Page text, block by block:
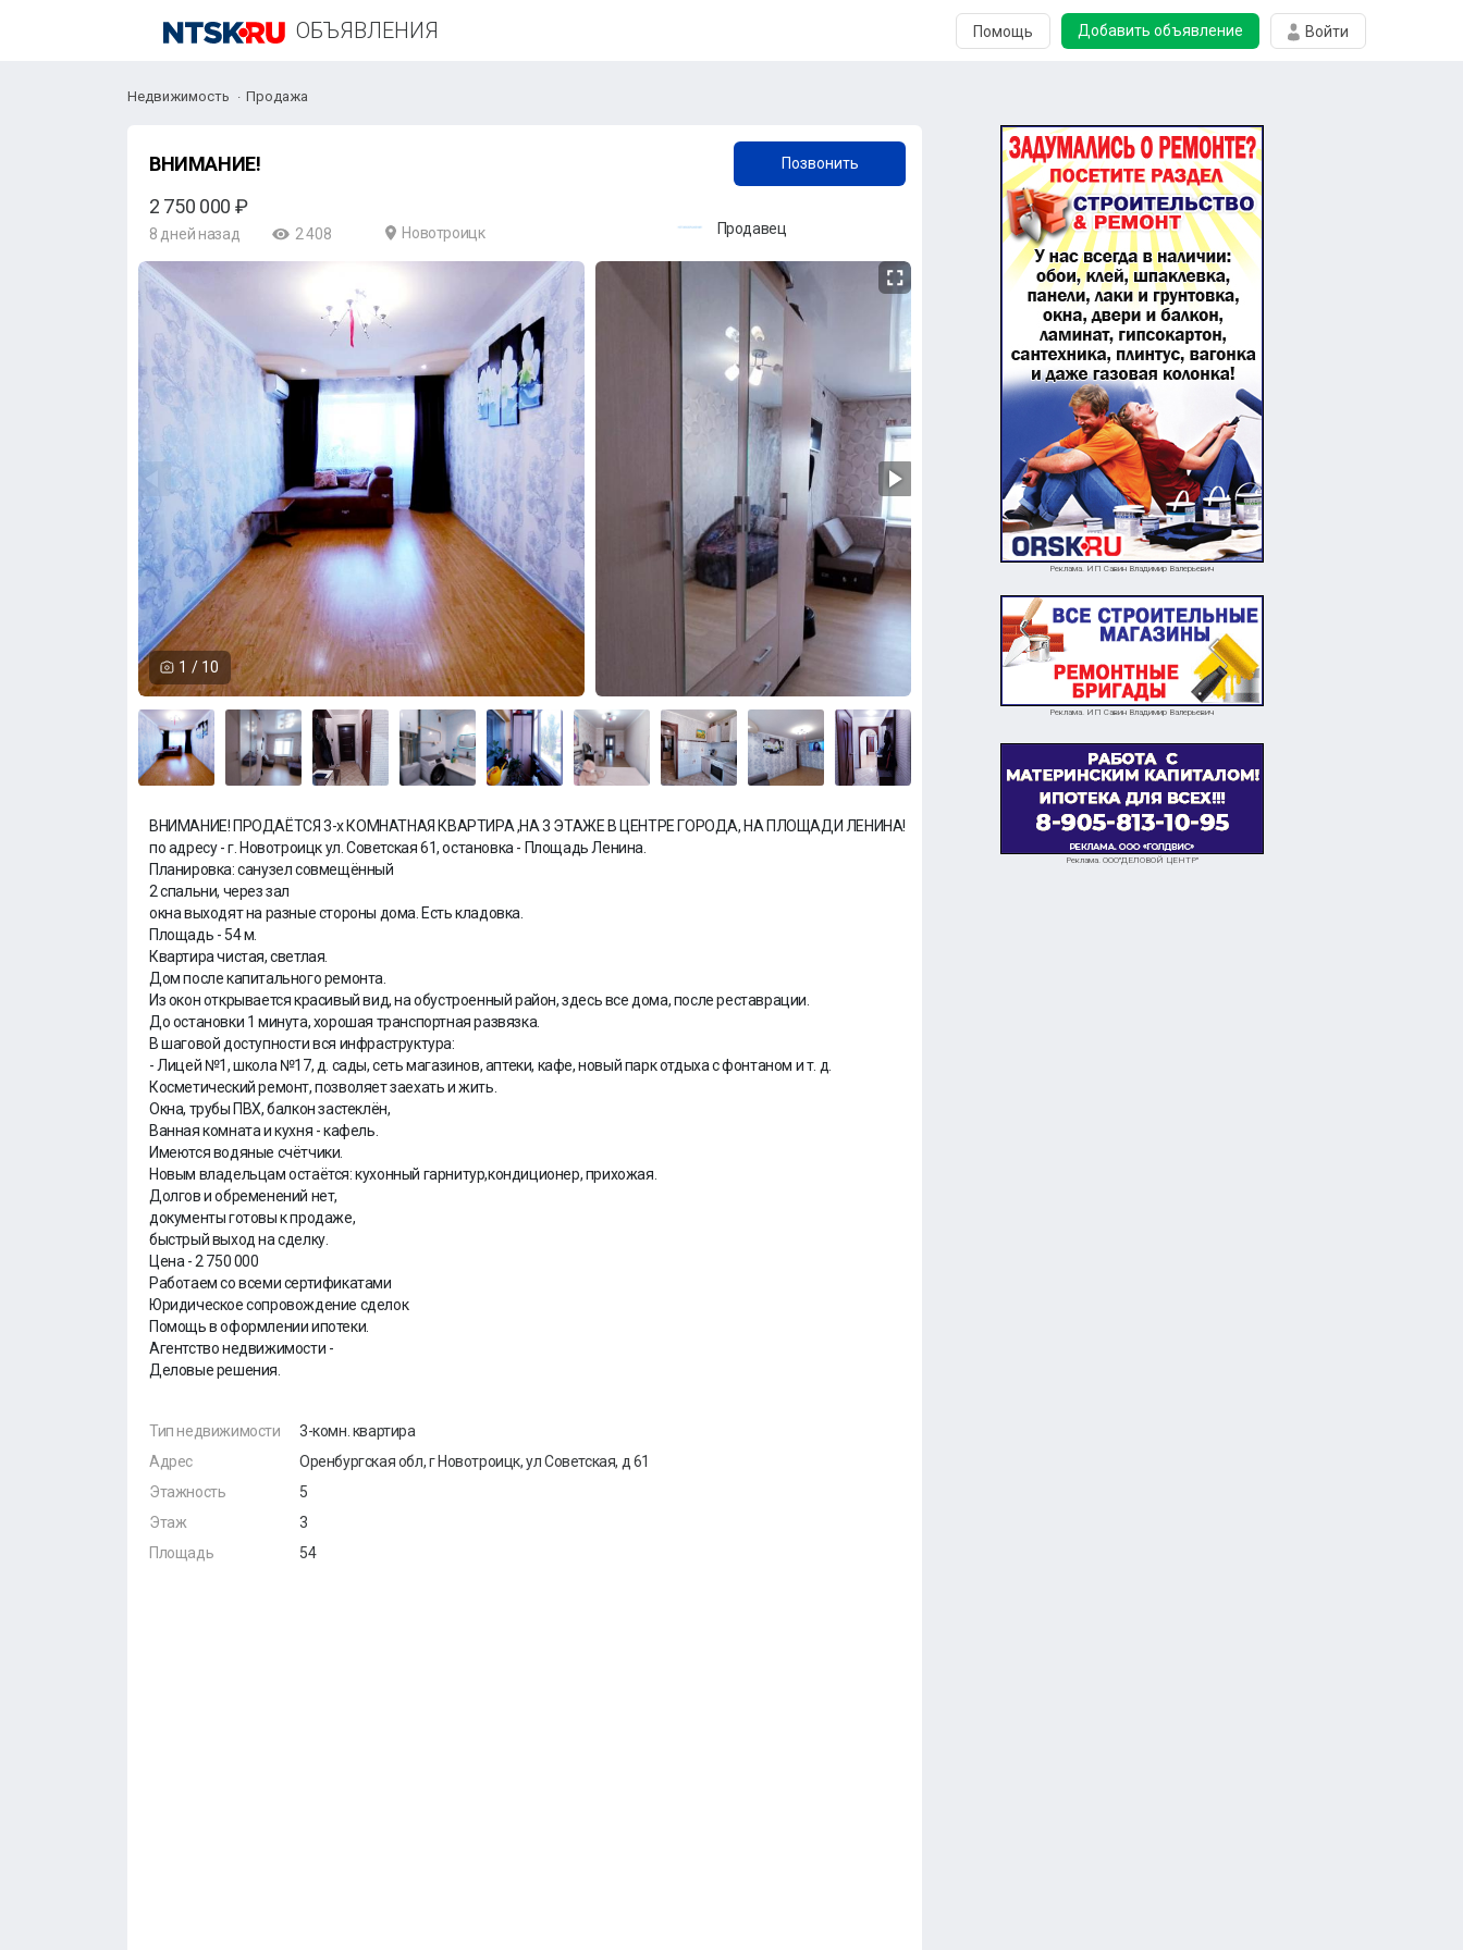
ОБЪЯВЛЕНИЯ Помощь Добавить объявление Войти
+7 (967) 776-99-90
Недвижимость Продажа
1 / 10
ВНИМАНИЕ! Позвонить
2 750 000 ₽
8 дней назад 2 408 Новотроицк Продавец
ВНИМАНИЕ! ПРОДАËТСЯ 3-х КОМНАТНАЯ КВАРТИРА ,НА 3 ЭТАЖЕ В ЦЕНТРЕ ГОРОДА, НА ПЛОЩАДИ ЛЕНИНА!
по адресу - г. Новотроицк ул. Советская 61, остановка - Площадь Ленина.
Планировка: санузел совмещëнный
2 спальни, через зал
окна выходят на разные стороны дома. Есть кладовка.
Площадь - 54 м.
Квартира чистая, светлая.
Дом после капитального ремонта.
Из окон открывается красивый вид, на обустроенный район, здесь все дома, после реставрации.
До остановки 1 минута, хорошая транспортная развязка.
В шаговой доступности вся инфраструктура:
- Лицей №1, школа №17, д. сады, сеть магазинов, аптеки, кафе, новый парк отдыха с фонтаном и т. д.
Косметический ремонт, позволяет заехать и жить.
Окна, трубы ПВХ, балкон застеклён,
Ванная комната и кухня - кафель.
Имеются водяные счëтчики.
Новым владельцам остаëтся: кухонный гарнитур,кондиционер, прихожая.
Долгов и обременений нет,
документы готовы к продаже,
быстрый выход на сделку.
Цена - 2 750 000
Работаем со всеми сертификатами
Юридическое сопровождение сделок
Помощь в оформлении ипотеки.
Агентство недвижимости -
Деловые решения.
Тип недвижимости
Адрес
Этажность
Этаж
Площадь
3-комн. квартира
Оренбургская обл, г Новотроицк, ул Советская, д 61
5
3
54
Реклама. ИП Савин Владимир Валерьевич
Реклама. ИП Савин Владимир Валерьевич
Реклама. ООО"ДЕЛОВОЙ ЦЕНТР"